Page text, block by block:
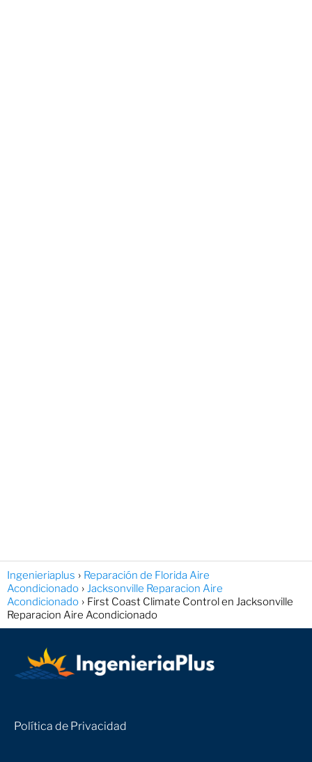
Ingenieriaplus
Reparación de Florida Aire
Acondicionado
Jacksonville Reparacion Aire
Acondicionado
First Coast Climate Control en Jacksonville
Reparacion Aire Acondicionado
Política de Privacidad